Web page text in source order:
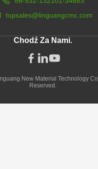
topsales@linguangcmc.com
Chodź Za Nami.
New Material Technology
Reserved.